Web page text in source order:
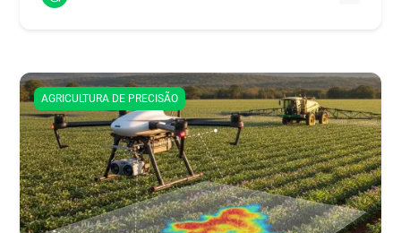
AGRICULTURA DE PRECISÃO